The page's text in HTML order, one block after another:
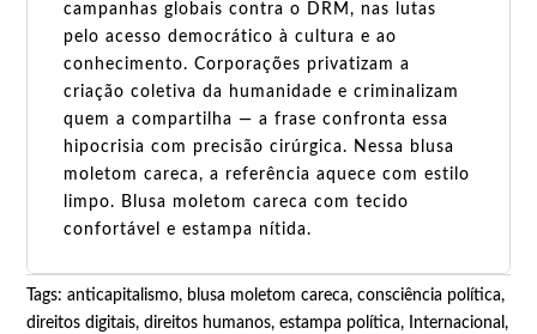
campanhas globais contra o DRM, nas lutas
pelo acesso democrático à cultura e ao
conhecimento. Corporações privatizam a
criação coletiva da humanidade e criminalizam
quem a compartilha — a frase confronta essa
hipocrisia com precisão cirúrgica. Nessa blusa
moletom careca, a referência aquece com estilo
limpo. Blusa moletom careca com tecido
confortável e estampa nítida.
Tags:anticapitalismo, blusa moletom careca,consciência política,
direitos digitais,direitos humanos,estampa política, Internacional,